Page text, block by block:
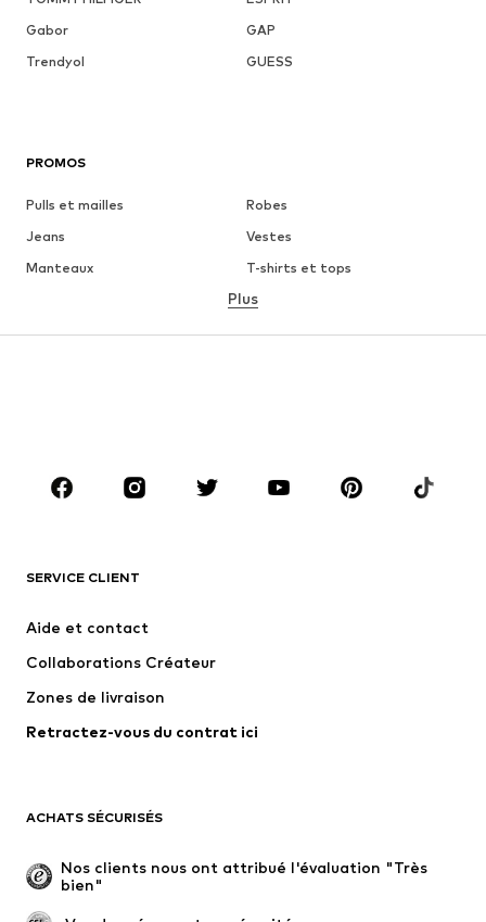
Gabor
GAP
Trendyol
GUESS
PROMOS
Pulls et mailles
Robes
Jeans
Vestes
Manteaux
T-shirts et tops
Lingerie
Jupes
Blouses et tuniques
Accessoires
Premium
Nouveautés
Lingerie
Manteaux
Jupes
Occasions spéciales
Exclusif
Remise à neuf
Plus
SERVICE CLIENT
Aide et contact
Collaborations Créateur
Zones de livraison
Retractez-vous du contrat ici
ACHATS SÉCURISÉS
Nos clients nous ont attribué l'évaluation "Très
bien"